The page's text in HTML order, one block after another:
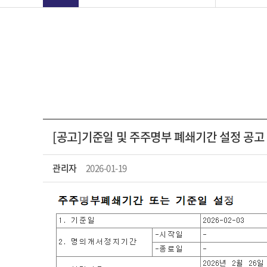
[공고]기준일 및 주주명부 폐쇄기간 설정 공고
관리자 2026-01-19